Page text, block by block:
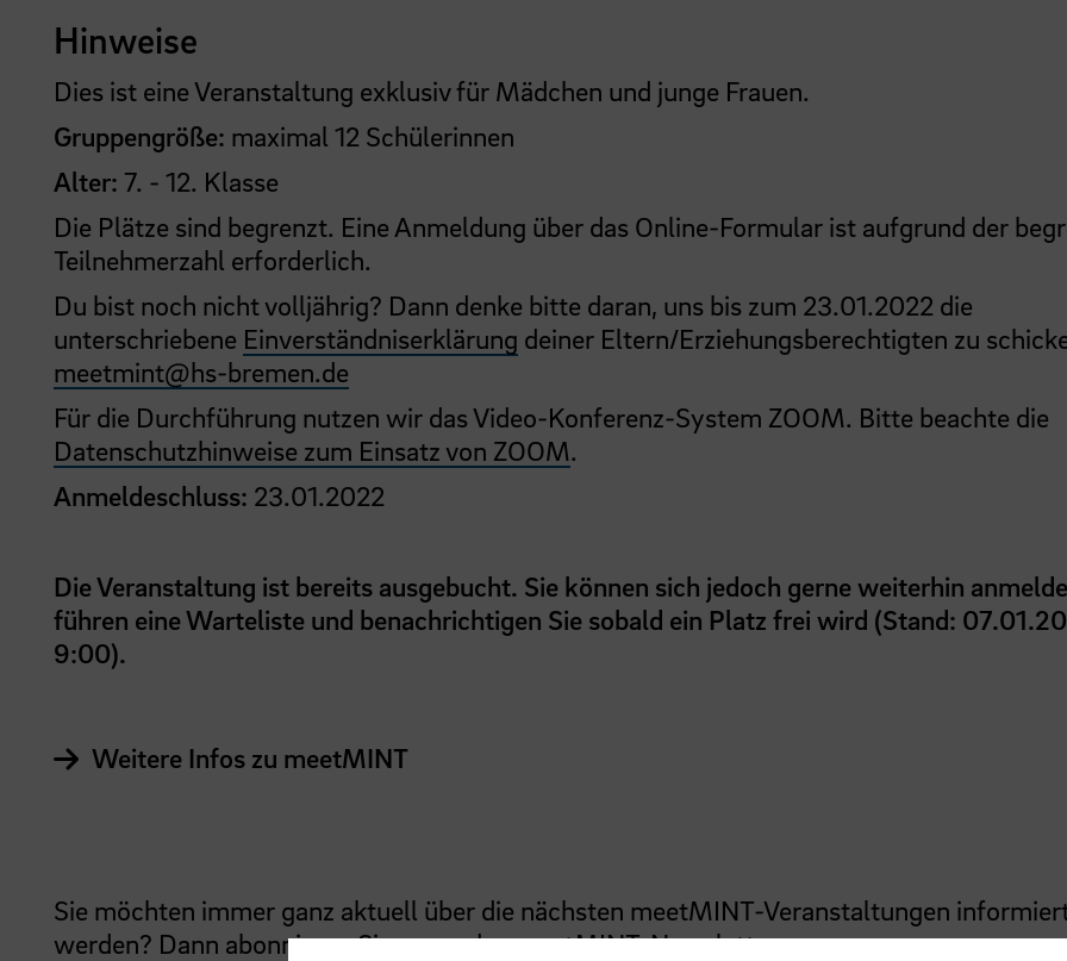
Hinweise
Dies ist eine Veranstaltung exklusiv für Mädchen und junge Frauen.
Gruppengröße: maximal 12 Schülerinnen
Alter: 7. - 12. Klasse
Die Plätze sind begrenzt. Eine Anmeldung über das Online-Formular ist aufgrund der
Teilnehmerzahl erforderlich.
Du bist noch nicht volljährig? Dann denke bitte daran, uns bis zum 23.01.2022 die
unterschriebene Einverständniserklärung deiner Eltern/Erziehungsberechtigten zu
meetmint@hs-bremen.de
Für die Durchführung nutzen wir das Video-Konferenz-System ZOOM. Bitte beachte die
Datenschutzhinweise zum Einsatz von ZOOM.
Anmeldeschluss: 23.01.2022
Die Veranstaltung ist bereits ausgebucht. Sie können sich jedoch gerne weiterhin
führen eine Warteliste und benachrichtigen Sie sobald ein Platz frei wird (Stand:
9:00).
Weitere Infos zu meetMINT
Sie möchten immer ganz aktuell über die nächsten meetMINT-Veranstaltungen
werden? Dann abonnieren Sie gerne denmeetMINT-Newsletter.